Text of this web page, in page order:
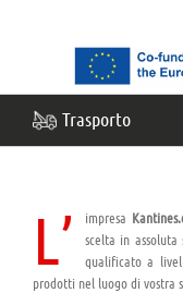
Trasporto
L’ impresa
scelta in
qualificato a
prodotti nel luogo di vostra